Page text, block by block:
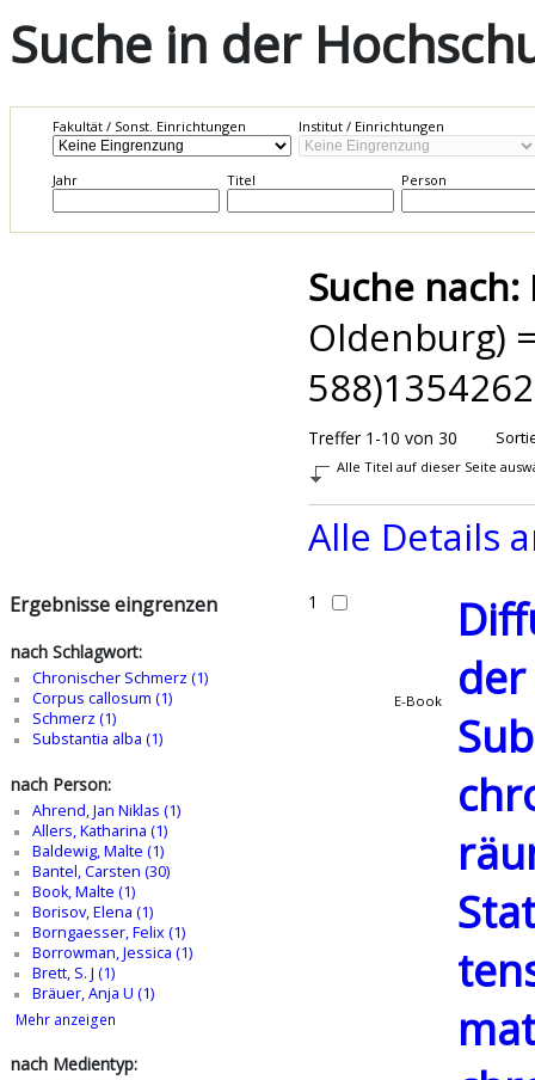
Suche in der
Fakultät / Sonst. Einrichtungen Institut / Einrichtungen
Jahr Titel Person
Suche nach:
Oldenburg)
Treffer 1-10 von 30
Alle Titel auf dieser Seite
Alle Details
Ergebnisse eingrenzen
nach Schlagwort:
Chronischer Schmerz (1)
Corpus callosum (1)
Schmerz (1)
Substantia alba (1)
nach Person:
Ahrend, Jan Niklas (1)
Allers, Katharina (1)
Baldewig, Malte (1)
Bantel, Carsten (30)
Book, Malte (1)
Borisov, Elena (1)
Borngaesser, Felix (1)
Borrowman, Jessica (1)
Brett, S. J (1)
Bräuer, Anja U (1)
Mehr anzeigen
nach Medientyp:
1
E-Book